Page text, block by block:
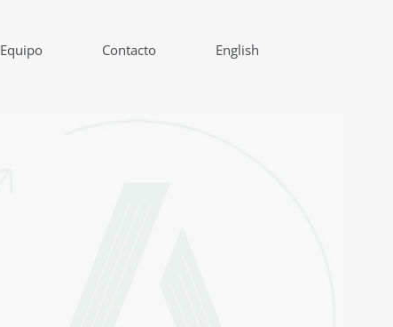
Equipo Contacto English